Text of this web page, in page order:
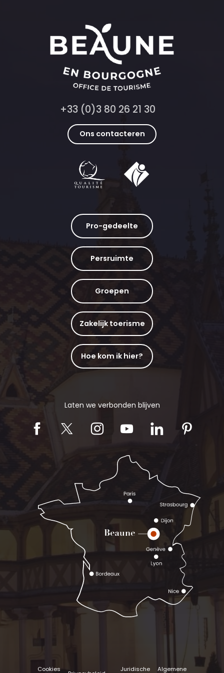
+33 (0)3 80 26 21 30
Ons contacteren
Pro-gedeelte
Persruimte
Groepen
Zakelijk toerisme
Hoe kom ik hier?
Laten we verbonden blijven
Cookies Juridische Algemene